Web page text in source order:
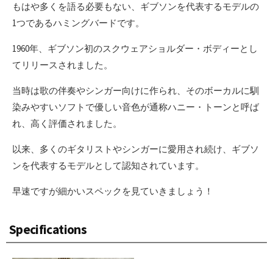
もはや多くを語る必要もない、ギブソンを代表するモデルの
1つであるハミングバードです。
1960年、ギブソン初のスクウェアショルダー・ボディーとし
てリリースされました。
当時は歌の伴奏やシンガー向けに作られ、そのボーカルに馴
染みやすいソフトで優しい音色が通称ハニー・トーンと呼ば
れ、高く評価されました。
以来、多くのギタリストやシンガーに愛用され続け、ギブソ
ンを代表するモデルとして認知されています。
早速ですが細かいスペックを見ていきましょう！
Specifications